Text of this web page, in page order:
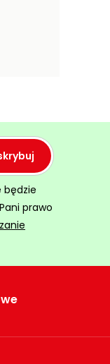
będzie
prawo